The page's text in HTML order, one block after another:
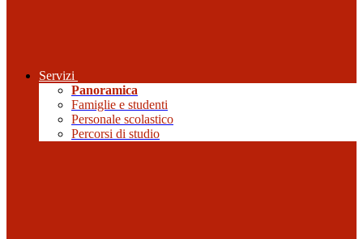
Servizi
Panoramica
Famiglie e studenti
Personale scolastico
Percorsi di studio